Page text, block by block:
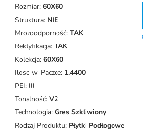
Rozmiar: 60X60
Struktura: NIE
Mrozoodporność: TAK
Rektyfikacja: TAK
Kolekcja: 60X60
Ilosc_w_Paczce: 1.4400
PEI: III
Tonalność: V2
Technologia: Gres Szkliwiony
Rodzaj Produktu: Płytki Podłogowe